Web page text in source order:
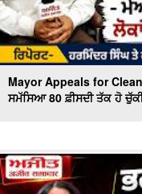
Mayor Appeals for
ਸਮੱਸਿਆ 80 ਫ਼ੀਸਦੀ ਤੱਕ ਹੋ